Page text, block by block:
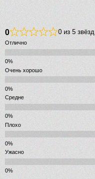
0 0 из 5
Отлично
Очень хорошо
Средне
Плохо
Ужасно